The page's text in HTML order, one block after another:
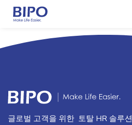
글로벌 고객을 위한 토탈 HR 솔루션